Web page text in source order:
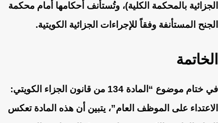
الجزائية بالمحكمة الكلية)، وتُستأنف أحكامها أمام محكمة
الجنح المستأنفة وفقاً للإجراءات الجزائية الكويتية.
الخاتمة
في ختام موضوع “المادة 134 من قانون الجزاء الكويتي:
الاعتداء على الموظف العام”، يتبين أن هذه المادة تعكس